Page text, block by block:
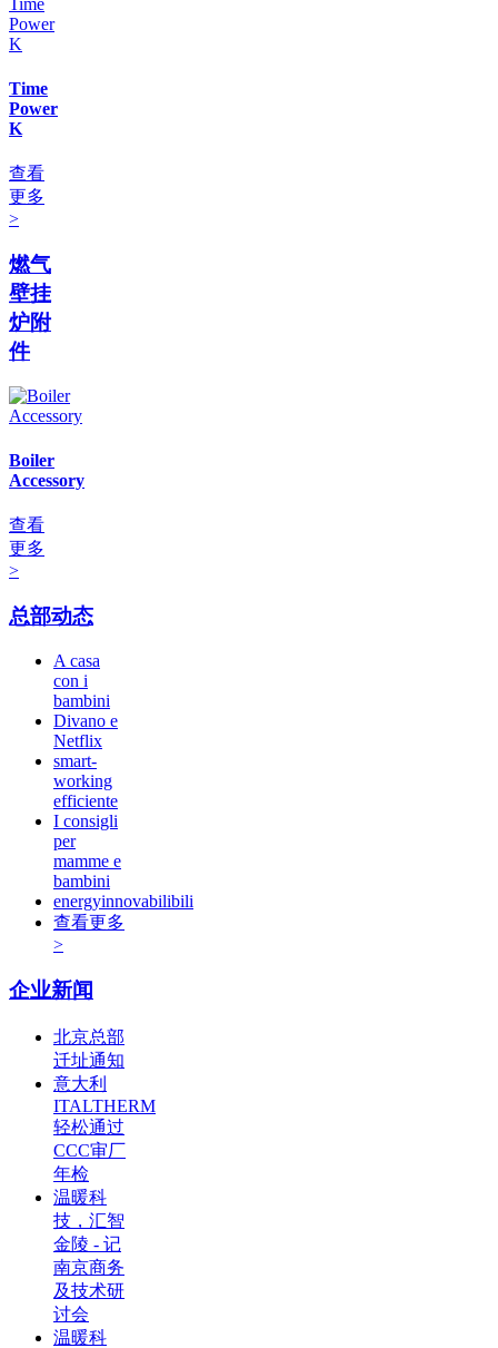
Time
Power
K
查看
更多
>
燃气
壁挂
炉附
件
Boiler
Accessory
查看
更多
>
总部动态
A casa
con i
bambini
Divano e
Netflix
smart-
working
efficiente
I consigli
per
mamme e
bambini
energyinnovabilibili
查看更多
>
企业新闻
北京总部
迁址通知
意大利
ITALTHERM
轻松通过
CCC审厂
年检
温暖科
技，汇智
金陵 - 记
南京商务
及技术研
讨会
温暖科